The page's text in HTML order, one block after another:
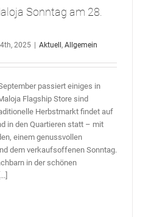
Sonntag am 28.
2025 | Aktuell, Allgemein
passiert einiges in
Flagship Store sind
Herbstmarkt findet auf
in den Quartieren statt – mit
einem genussvollen
dem verkaufsoffenen Sonntag.
in der schönen